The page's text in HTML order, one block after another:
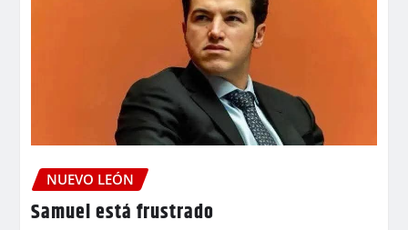
NUEVO LEÓN
Samuel está frustrado